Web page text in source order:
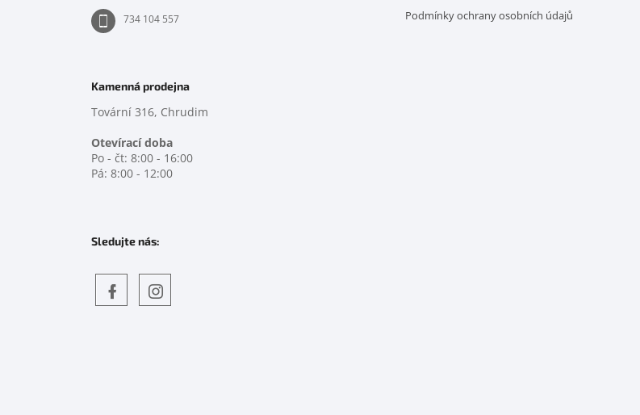
734 104 557
Kamenná prodejna
Tovární 316, Chrudim
Otevírací doba
Po - čt: 8:00 - 16:00
Pá: 8:00 - 12:00
Sledujte nás:
Podmínky ochrany osobních údajů